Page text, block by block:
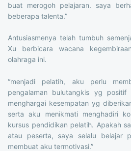
buat merogoh pelajaran. saya
beberapa talenta.”
Antusiasmenya telah tumbuh
Xu berbicara wacana
olahraga ini.
“menjadi pelatih, aku perlu
pengalaman bulutangkis yg
menghargai kesempatan yg
serta aku menikmati menghadiri
kursus pendidikan pelatih. Apakah
atau peserta, saya selalu belajar
membuat aku termotivasi.”